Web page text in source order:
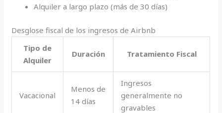
Alquiler a largo plazo (más de 30 días)
Desglose fiscal de los ingresos de Airbnb
Tipo de
Alquiler
Duración Tratamiento Fiscal
Vacacional
Menos de
14 días
Ingresos
generalmente no
gravables